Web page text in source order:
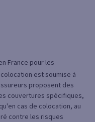
France pour les
est soumise à
proposent des
couvertures spécifiques,
cas de colocation, au
contre les risques